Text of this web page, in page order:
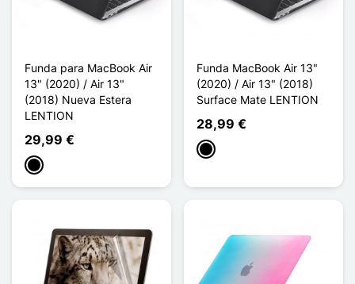
Funda para MacBook Air
13" (2020) / Air 13"
(2018) Nueva Estera
LENTION
29,99 €
Negro
Funda MacBook Air 13"
(2020) / Air 13" (2018)
Surface Mate LENTION
28,99 €
Negro